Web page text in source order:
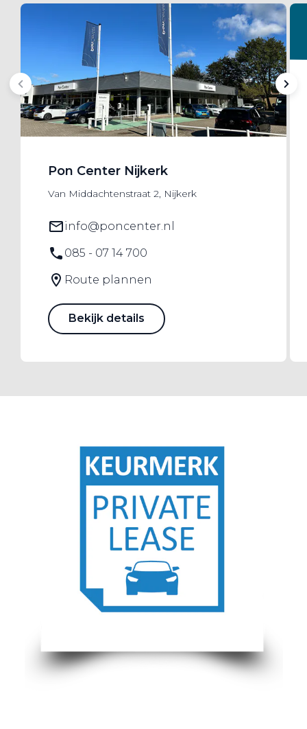
Pon Center Nijkerk
Van Middachtenstraat 2, Nijkerk
info@poncenter.nl
085 - 07 14 700
Route plannen
Bekijk details